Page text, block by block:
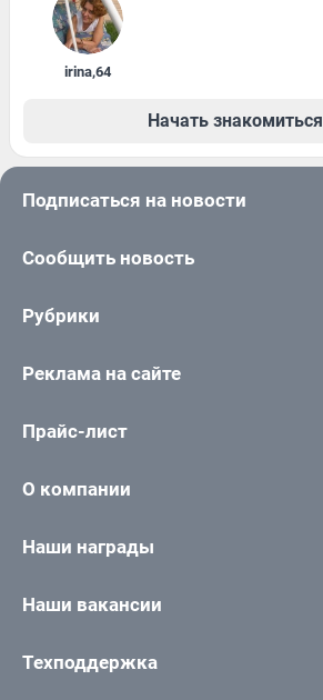
irina,64
Начать знакомиться
Подписаться на новости
Сообщить новость
Рубрики
Реклама на сайте
Прайс-лист
О компании
Наши награды
Наши вакансии
Техподдержка